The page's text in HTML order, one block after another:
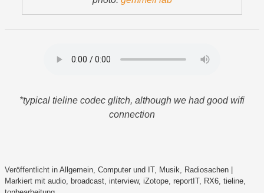
*typical tieline codec glitch, although we had good wifi
connection
Veröffentlicht in Allgemein, Computer und IT, Musik, Radiosachen
Markiert mit audio, broadcast, interview, iZotope, reportIT, RX6, tieline,